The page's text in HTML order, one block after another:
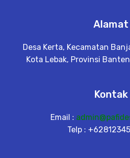
Alamat
Desa Kerta, Kecamatan
Kota Lebak, Provinsi
Kontak
Email :
Telp :